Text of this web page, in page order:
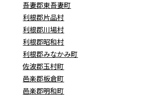
吾妻郡東吾妻町
利根郡片品村
利根郡川場村
利根郡昭和村
利根郡みなかみ町
佐波郡玉村町
邑楽郡板倉町
邑楽郡明和町